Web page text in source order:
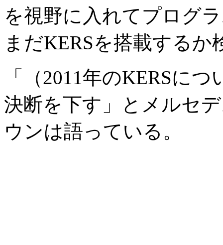
を視野に入れてプログ
まだKERSを搭載する
「（2011年のKERSに
決断を下す」とメルセ
ウンは語っている。